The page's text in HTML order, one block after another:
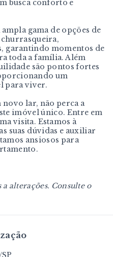
busca conforto e
gama de opções de
garantindo momentos de
toda a família. Além
são pontos fortes
um
para viver.
novo lar, não perca a
imóvel único. Entre em
visita. Estamos à
suas dúvidas e auxiliar
ansiosos para
alterações. Consulte o